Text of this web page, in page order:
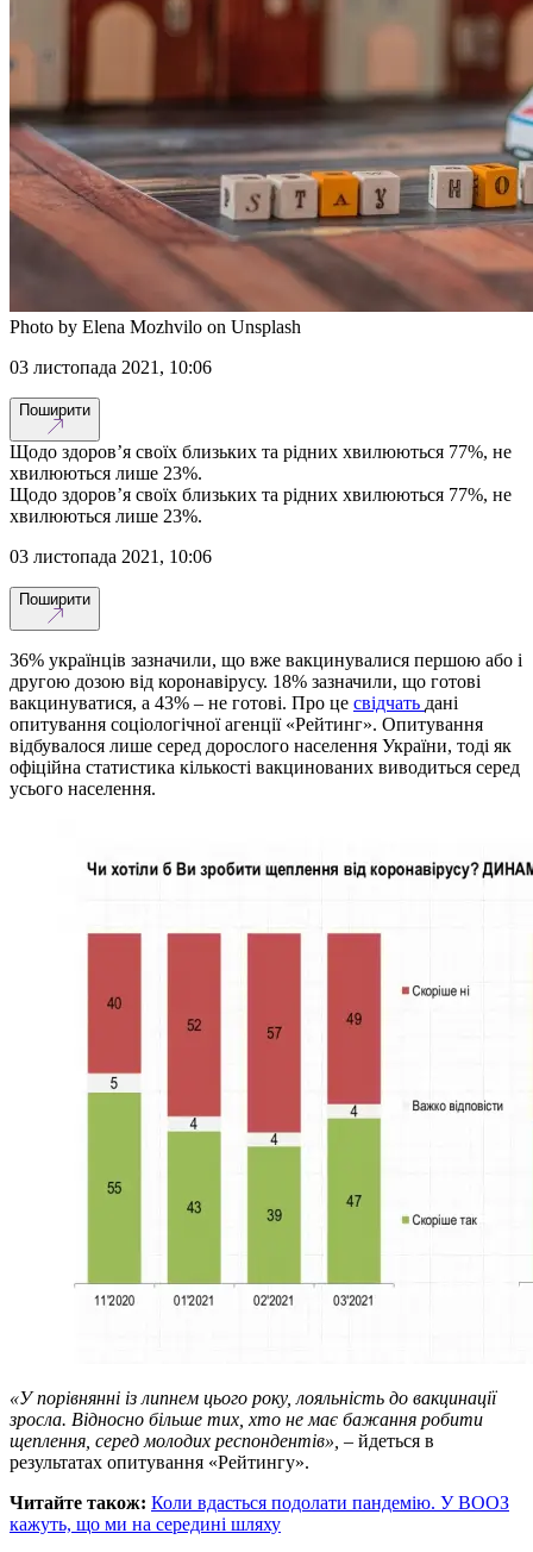
Photo by Elena Mozhvilo on Unsplash
03 листопада 2021, 10:06
Поширити
Щодо здоров’я своїх близьких та рідних хвилюються 77%, не
хвилюються лише 23%.
Щодо здоров’я своїх близьких та рідних хвилюються 77%, не
хвилюються лише 23%.
03 листопада 2021, 10:06
Поширити
36% українців зазначили, що вже вакцинувалися першою або і
другою дозою від коронавірусу. 18% зазначили, що готові
вакцинуватися, а 43% – не готові. Про це свідчать дані
опитування соціологічної агенції «Рейтинг». Опитування
відбувалося лише серед дорослого населення України, тоді як
офіційна статистика кількості вакцинованих виводиться серед
усього населення.
«У порівнянні із липнем цього року, лояльність до вакцинації
зросла. Відносно більше тих, хто не має бажання робити
щеплення, серед молодих респондентів», – йдеться в
результатах опитування «Рейтингу».
Читайте також: Коли вдасться подолати пандемію. У ВООЗ
кажуть, що ми на середині шляху